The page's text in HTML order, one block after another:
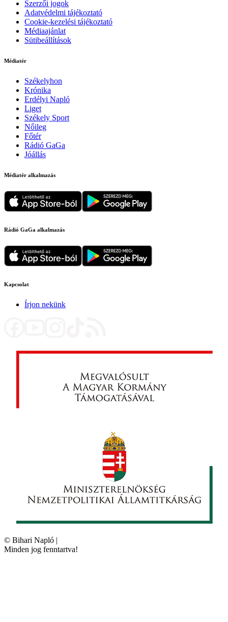
Szerzői jogok
Adatvédelmi tájékoztató
Cookie-kezelési tájékoztató
Médiaajánlat
Sütibeállítások
Médiatér
Székelyhon
Krónika
Erdélyi Napló
Liget
Székely Sport
Nőileg
Főtér
Rádió GaGa
Jóállás
Médiatér alkalmazás
Rádió GaGa alkalmazás
Kapcsolat
Írjon nekünk
© Bihari Napló |
Minden jog fenntartva!